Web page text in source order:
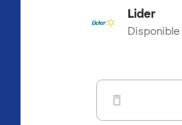
Lider
Disponible